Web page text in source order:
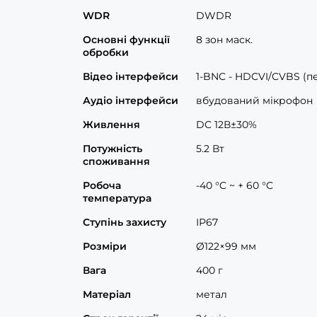
WDR
DWDR
Основні функції
обробки
8 зон маск.
Відео інтерфейси
1-BNC - HDCVI/CVBS
Аудіо інтерфейси
вбудований мікрофон
Живлення
DC 12В±30%
Потужність
споживання
5.2 Вт
Робоча
температура
-40 °C ~ + 60 °C
Ступінь захисту
ІР67
Розміри
Ø122×99 мм
Вага
400 г
Матеріал
метал